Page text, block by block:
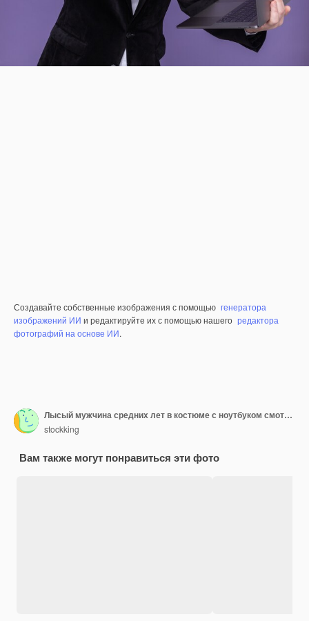
Создавайте собственные изображения с помощью генератора
изображений ИИ и редактируйте их с помощью нашего редактора
фотографий на основе ИИ.
Лысый мужчина средних лет в костюме с ноутбуком смотрит в экран и кричит, смущенный и взволнованный, стоя над фиолетовой стеной
stockking
Вам также могут понравиться эти фото